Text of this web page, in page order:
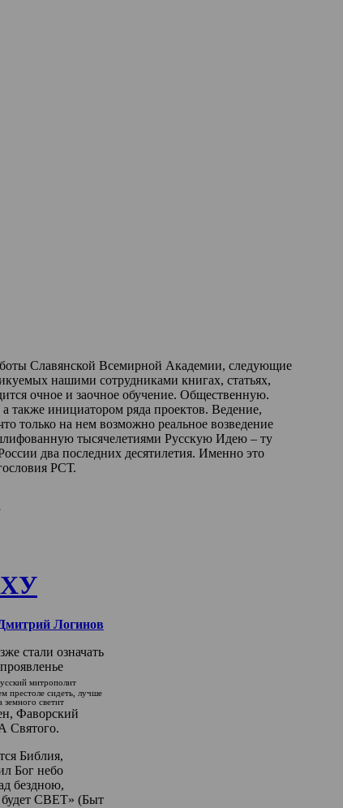
Славянской Всемирной Академии, следующие
нашими сотрудниками книгах, статьях,
очное и заочное обучение. Общественную.
а также инициатором ряда проектов. Ведение,
только на нем возможно реальное возведение
тысячелетиями Русскую Идею – ту
два последних десятилетия. Именно это
РСТ.
Логинов
стали означать
митрополит
престоле сидеть, лучше
светит
Фаворский
Святого.
Библия,
Бог небо
бездною,
СВЕТ» (Быт